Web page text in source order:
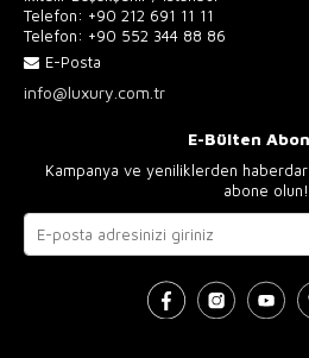
Telefon: +90 212 691 11 11
Telefon: +90 552 344 88 86
E-Posta
info@luxury.com.tr
E-Bülten
Kampanya ve yeniliklerden
abone olun!